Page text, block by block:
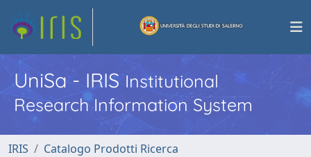
UniSa - IRISInstitutional
Research Information System
IRIS
Catalogo Prodotti Ricerca